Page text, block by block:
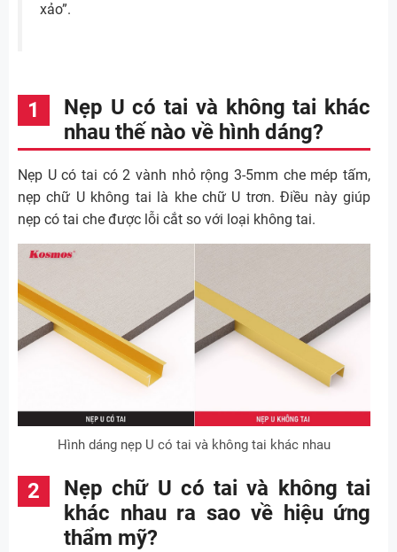
xảo”.
Nẹp U có tai và không tai khác
nhau thế nào về hình dáng?
Nẹp U có tai có 2 vành nhỏ rộng 3-5mm che mép tấm,
nẹp chữ U không tai là khe chữ U trơn. Điều này giúp
nẹp có tai che được lỗi cắt so với loại không tai.
Hình dáng nẹp U có tai và không tai khác nhau
Nẹp chữ U có tai và không tai
khác nhau ra sao về hiệu ứng
thẩm mỹ?